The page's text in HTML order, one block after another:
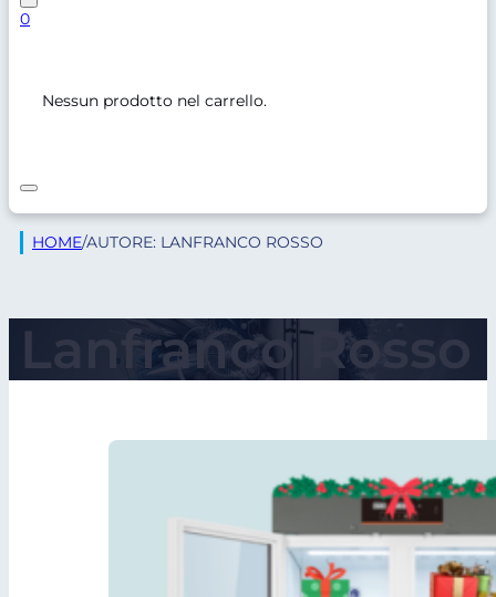
0
Nessun prodotto nel carrello.
HOME/AUTORE: LANFRANCO ROSSO
Lanfranco Rosso